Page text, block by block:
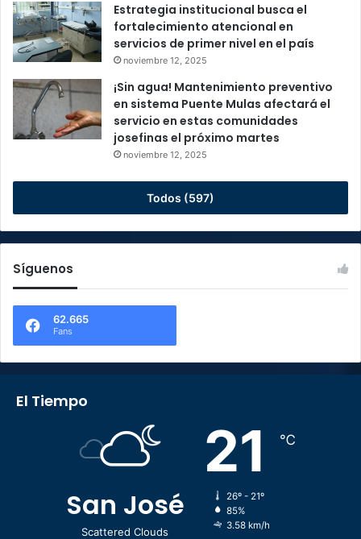
Estrategia institucional busca el
fortalecimiento atencional en
servicios de primer nivel en el país
noviembre 12, 2025
¡Sin agua! Mantenimiento preventivo
en sistema Puente Mulas afectará el
servicio en estas comunidades
josefinas el próximo martes
noviembre 12, 2025
Todos (597)
Síguenos
62.665
Fans
El Tiempo
San José
Scattered Clouds
21 ℃
26º - 21º
85%
3.58 km/h